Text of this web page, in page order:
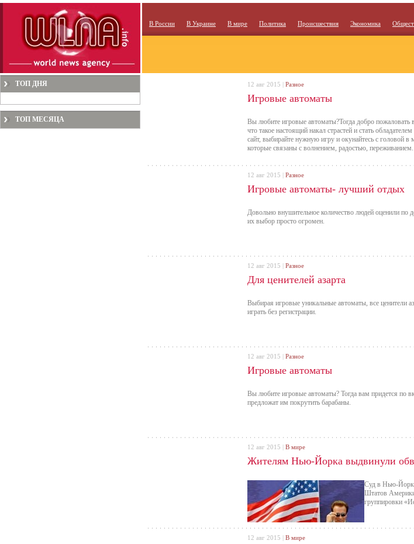
В России В Украине В мире Политика Происшествия Экономика
ТОП ДНЯ
ТОП МЕСЯЦА
Игровые автоматы
Вы любите игровые автоматы?Тогда добро
что такое настоящий накал страстей и стать
сайт, выбирайте нужную игру и окунайтесь с головой
которые связаны с волнением, радостью, переживанием.
12 авг 2015 | Разное
Игровые автоматы- лучший отдых
Довольно внушительное количество людей оценили по
их выбор просто огромен.
12 авг 2015 | Разное
Для ценителей азарта
Выбирая игровые уникальные автоматы, все ценители
играть без регистрации.
12 авг 2015 | Разное
Игровые автоматы
Вы любите игровые автоматы? Тогда вам придется по
предложат им покрутить барабаны.
12 авг 2015 | Разное
Жителям Нью-Йорка выдвинули
Суд в Нью-
Штатов Америки
группировки
12 авг 2015 | В мире
12 авг 2015 | В мире